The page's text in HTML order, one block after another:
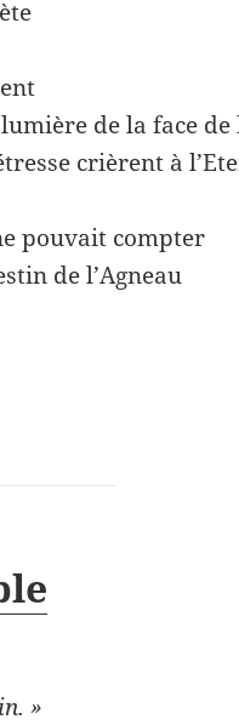
de la face de
crièrent à
pouvait compter
de l’Agneau
»